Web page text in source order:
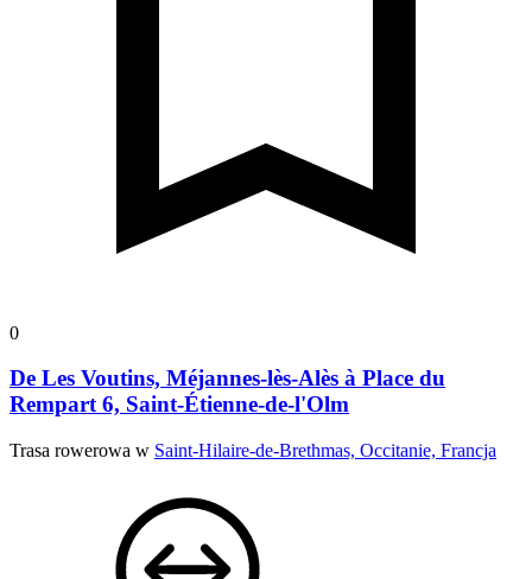
0
De Les Voutins, Méjannes-lès-Alès à Place du
Rempart 6, Saint-Étienne-de-l'Olm
Trasa rowerowa w Saint-Hilaire-de-Brethmas, Occitanie, Francja